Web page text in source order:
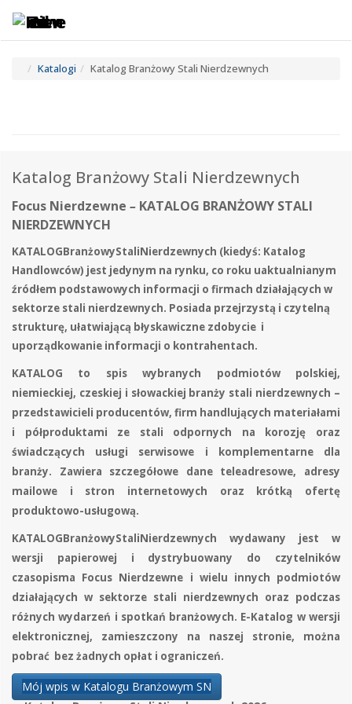
Katalogi Katalog Branżowy Stali Nierdzewnych
Katalog Branżowy Stali Nierdzewnych
Focus Nierdzewne – KATALOG BRANŻOWY STALI
NIERDZEWNYCH
KATALOGBranżowyStaliNierdzewnych (kiedyś: Katalog
Handlowców) jest jedynym na rynku, co roku uaktualnianym
źródłem podstawowych informacji o firmach działających w
sektorze stali nierdzewnych. Posiada przejrzystą i czytelną
strukturę, ułatwiającą błyskawiczne zdobycie i
uporządkowanie informacji o kontrahentach.
KATALOG to spis wybranych podmiotów polskiej,
niemieckiej, czeskiej i słowackiej branży stali nierdzewnych –
przedstawicieli pro­ducentów, firm handlujących materiałami
i półproduktami ze stali odpornych na korozję oraz
świadczących usługi serwisowe i komplementarne dla
branży. Za­wiera szczegółowe dane teleadresowe, adresy
mailowe i stron internetowych oraz krótką ofertę
produktowo-usługową.
KATALOGBranżowyStaliNierdzewnych wydawany jest w
wersji papierowej i dystrybuowany do czy­telników
czasopisma Focus Nierdzewne i wielu innych podmiotów
działających w sektorze stali nierdzewnych oraz podczas
różnych wydarzeń i spotkań branżowych. E-Katalog w wersji
elektronicznej, zamieszczony na naszej stronie, można
pobrać bez żadnych opłat i ograniczeń.
Mój wpis w Katalogu Branżowym SN